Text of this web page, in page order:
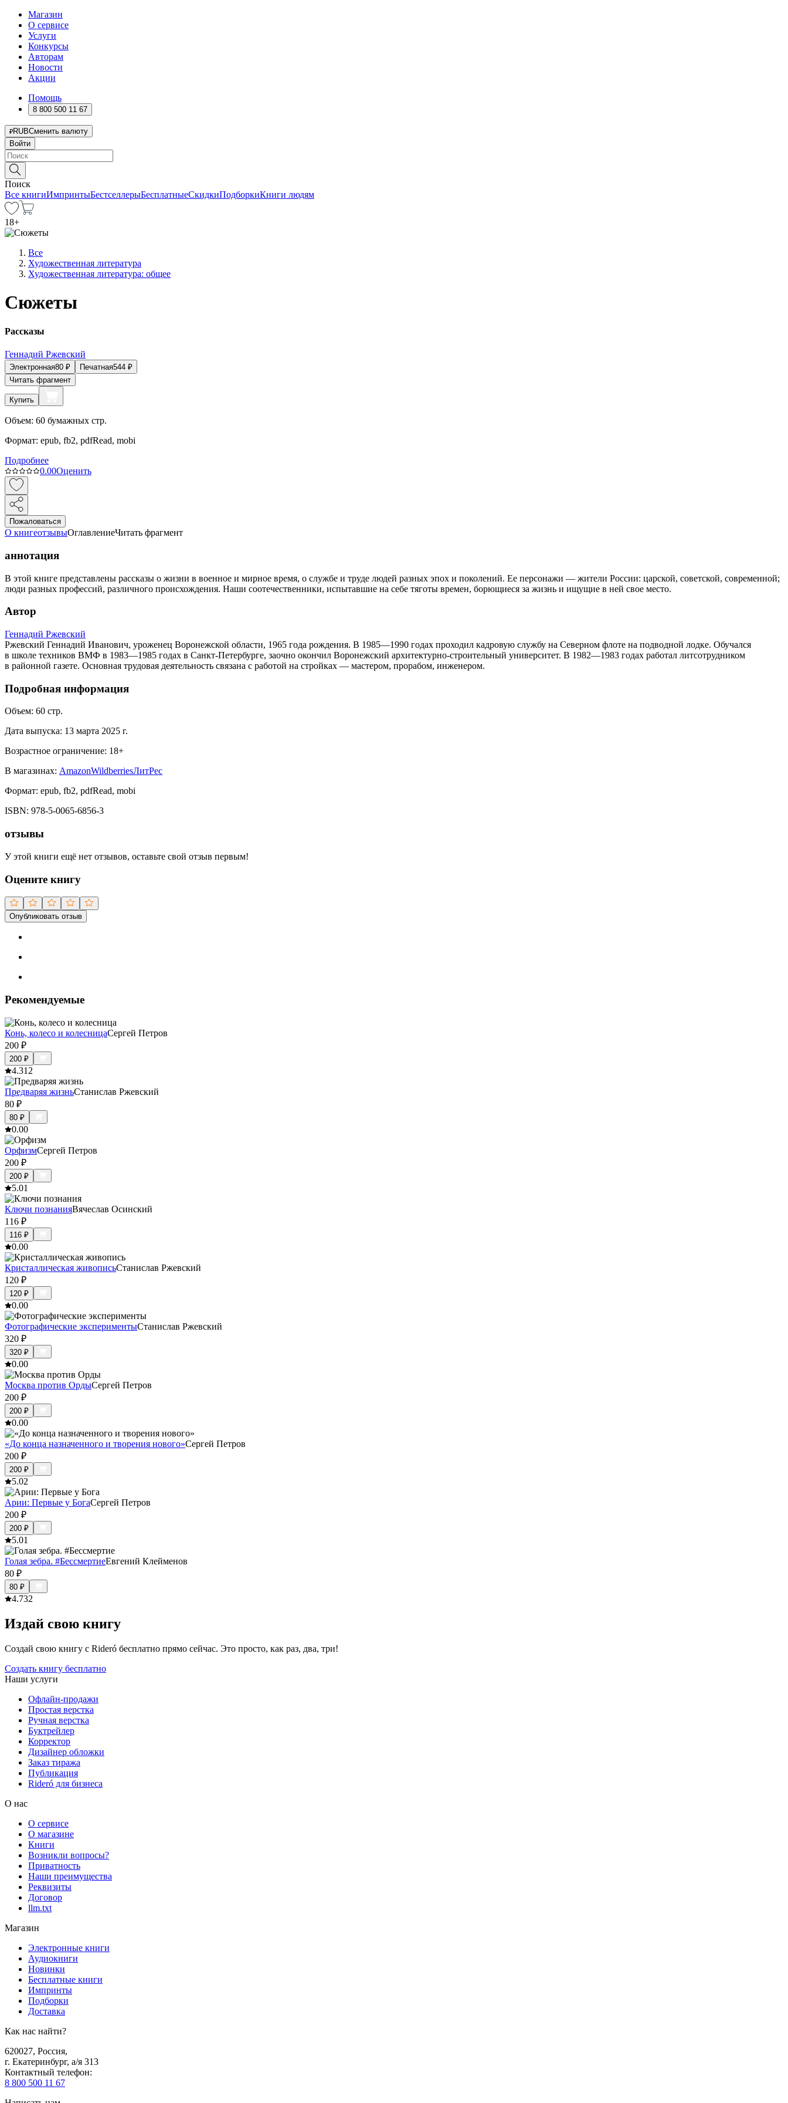
Магазин
О сервисе
Услуги
Конкурсы
Авторам
Новости
Акции
Помощь
8 800 500 11 67
RUBСменить валюту
Войти
Поиск
Все книгиИмпринтыБестселлерыБесплатныеСкидкиПодборкиКниги людям
18+
Все
Художественная литература
Художественная литература: общее
Сюжеты
Рассказы
Геннадий Ржевский
Электронная80 ₽ Печатная544 ₽
Читать фрагмент
Купить
Объем: 60 бумажных стр.
Формат: epub, fb2, pdfRead, mobi
Подробнее
0.00Оценить
Пожаловаться
О книгеотзывыОглавлениеЧитать фрагмент
аннотация
В этой книге представлены рассказы о жизни в военное и мирное время, о службе и труде людей разных эпох и поколений. Ее персонажи — жители России: царской, советской, современной;
люди разных профессий, различного происхождения. Наши соотечественники, испытавшие на себе тяготы времен, борющиеся за жизнь и ищущие в ней свое место.
Автор
Геннадий Ржевский
Ржевский Геннадий Иванович, уроженец Воронежской области, 1965 года рождения. В 1985—1990 годах проходил кадровую службу на Северном флоте на подводной лодке. Обучался
в школе техников ВМФ в 1983—1985 годах в Санкт-Петербурге, заочно окончил Воронежский архитектурно-строительный университет. В 1982—1983 годах работал литсотрудником
в районной газете. Основная трудовая деятельность связана с работой на стройках — мастером, прорабом, инженером.
Подробная информация
Объем: 60 стр.
Дата выпуска: 13 марта 2025 г.
Возрастное ограничение: 18+
В магазинах: AmazonWildberriesЛитРес
Формат: epub, fb2, pdfRead, mobi
ISBN: 978-5-0065-6856-3
отзывы
У этой книги ещё нет отзывов, оставьте свой отзыв первым!
Оцените книгу
Опубликовать отзыв
Рекомендуемые
Конь, колесо и колесницаСергей Петров
200 ₽
200 ₽
4.312
Предваряя жизньСтанислав Ржевский
80 ₽
80 ₽
0.00
ОрфизмСергей Петров
200 ₽
200 ₽
5.01
Ключи познанияВячеслав Осинский
116 ₽
116 ₽
0.00
Кристаллическая живописьСтанислав Ржевский
120 ₽
120 ₽
0.00
Фотографические экспериментыСтанислав Ржевский
320 ₽
320 ₽
0.00
Москва против ОрдыСергей Петров
200 ₽
200 ₽
0.00
«До конца назначенного и творения нового»Сергей Петров
200 ₽
200 ₽
5.02
Арии: Первые у БогаСергей Петров
200 ₽
200 ₽
5.01
Голая зебра. #БессмертиеЕвгений Клейменов
80 ₽
80 ₽
4.732
Издай свою книгу
Создай свою книгу с Rideró бесплатно прямо сейчас. Это просто, как раз, два, три!
Создать книгу бесплатно
Наши услуги
Офлайн-продажи
Простая верстка
Ручная верстка
Буктрейлер
Корректор
Дизайнер обложки
Заказ тиража
Публикация
Rideró для бизнеса
О нас
О сервисе
О магазине
Книги
Возникли вопросы?
Приватность
Наши преимущества
Реквизиты
Договор
llm.txt
Магазин
Электронные книги
Аудиокниги
Новинки
Бесплатные книги
Импринты
Подборки
Доставка
Как нас найти?
620027, Россия,
г. Екатеринбург, а/я 313
Контактный телефон:
8 800 500 11 67